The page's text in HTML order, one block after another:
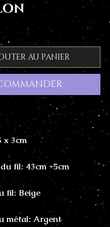
Prix
AU PANIER
x 3cm
fil: 43cm +5cm
fil: Beige
métal: Argent